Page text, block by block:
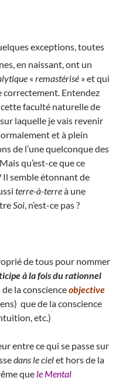
exceptions, toutes
en naissant, ont un
« remastérisé » et qui
Entendez
faculté naturelle de
laquelle je vais revenir
et à plein
de l’une quelconque des
qu’est-ce que ce
Il semble étonnant de
terre-à-terreà une
Soi , n’est-ce pas ?
de tous pour nommer
à la fois du rationnel
de la conscienceobjective
que de la conscience
etc.)
entre ce qui se passe sur
dans le cielet hors de la
que le Mental